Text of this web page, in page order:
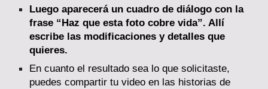
Luego aparecerá un cuadro de diálogo con la
frase “Haz que esta foto cobre vida”. Allí
escribe las modificaciones y detalles que
quieres.
En cuanto el resultado sea lo que solicitaste,
puedes compartir tu video en las historias de